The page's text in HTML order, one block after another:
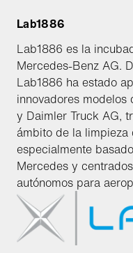
Lab1886
Lab1886 es la
Mercedes-Benz AG.
Lab1886 ha estado
innovadores
y Daimler Truck AG,
ámbito de la limpieza
especialmente
Mercedes y
autónomos para